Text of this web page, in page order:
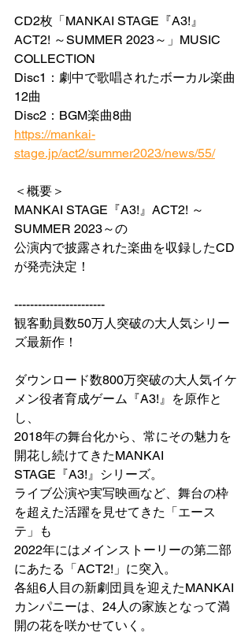
CD2枚「MANKAI STAGE『A3!』
ACT2! ～SUMMER 2023～」MUSIC
COLLECTION
Disc1：劇中で歌唱されたボーカル楽曲
12曲
Disc2：BGM楽曲8曲
https://mankai-
stage.jp/act2/summer2023/news/55/
＜概要＞
MANKAI STAGE『A3!』ACT2! ～
SUMMER 2023～の
公演内で披露された楽曲を収録したCD
が発売決定！
-----------------------
観客動員数50万人突破の大人気シリー
ズ最新作！
ダウンロード数800万突破の大人気イケ
メン役者育成ゲーム『A3!』を原作と
し、
2018年の舞台化から、常にその魅力を
開花し続けてきたMANKAI
STAGE『A3!』シリーズ。
ライブ公演や実写映画など、舞台の枠
を超えた活躍を見せてきた「エース
テ」も
2022年にはメインストーリーの第二部
にあたる「ACT2!」に突入。
各組6人目の新劇団員を迎えたMANKAI
カンパニーは、24人の家族となって満
開の花を咲かせていく。